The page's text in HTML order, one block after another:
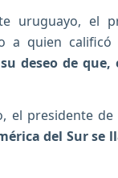
uruguayo, el
a quien
deseo de
el presidente
del Sur se